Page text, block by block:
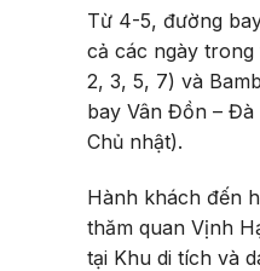
Từ 4-5, đường
cả các ngày
2, 3, 5, 7) và
bay Vân Đồn –
Chủ nhật).
Hành khách đến
thăm quan Vịnh
tại Khu di tích và